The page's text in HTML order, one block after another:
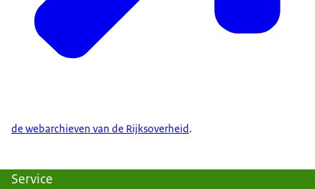
de webarchieven van de Rijksoverheid.
Service